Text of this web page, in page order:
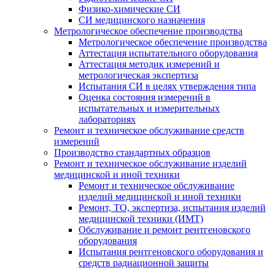
Физико-химические СИ
СИ медицинского назначения
Метрологическое обеспечение производства
Метрологическое обеспечение производства
Аттестация испытательного оборудования
Аттестация методик измерений и
метрологическая экспертиза
Испытания СИ в целях утверждения типа
Оценка состояния измерений в
испытательных и измерительных
лабораториях
Ремонт и техническое обслуживание средств
измерений
Производство стандартных образцов
Ремонт и техническое обслуживание изделий
медицинской и иной техники
Ремонт и техническое обслуживание
изделий медицинской и иной техники
Ремонт, ТО, экспертиза, испытания изделий
медицинской техники (ИМТ)
Обслуживание и ремонт рентгеновского
оборудования
Испытания рентгеновского оборудования и
средств радиационной защиты